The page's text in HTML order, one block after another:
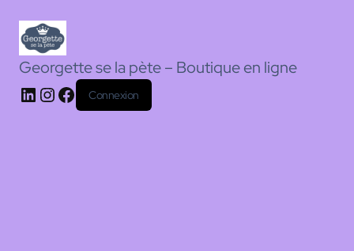
Georgette se la pète – Boutique en ligne
Connexion